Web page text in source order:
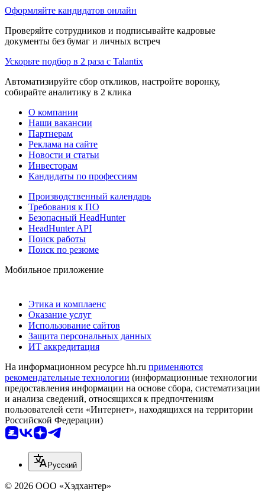
Оформляйте кандидатов онлайн
Проверяйте сотрудников и подписывайте кадровые
документы без бумаг и личных встреч
Ускорьте подбор в 2 раза с Talantix
Автоматизируйте сбор откликов, настройте воронку,
собирайте аналитику в 2 клика
О компании
Наши вакансии
Партнерам
Реклама на сайте
Новости и статьи
Инвесторам
Кандидаты по профессиям
Производственный календарь
Требования к ПО
Безопасный HeadHunter
HeadHunter API
Поиск работы
Поиск по резюме
Мобильное приложение
Этика и комплаенс
Оказание услуг
Использование сайтов
Защита персональных данных
ИТ аккредитация
На информационном ресурсе hh.ru применяются
рекомендательные технологии (информационные технологии
предоставления информации на основе сбора, систематизации
и анализа сведений, относящихся к предпочтениям
пользователей сети «Интернет», находящихся на территории
Российской Федерации)
Русский
© 2026 ООО «Хэдхантер»